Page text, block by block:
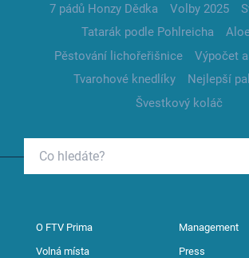
7 pádů Honzy Dědka
Volby 2025
Tatarák podle Pohlreicha
Pěstování lichořeřišnice
Výpočet
Tvarohové knedlíky
Nejlepší
Švestkový koláč
O FTV Prima Management
Volná místa Press